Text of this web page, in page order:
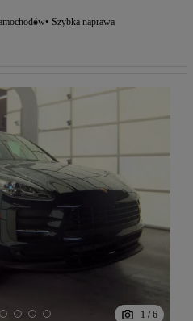
Szybka naprawa
1 / 6